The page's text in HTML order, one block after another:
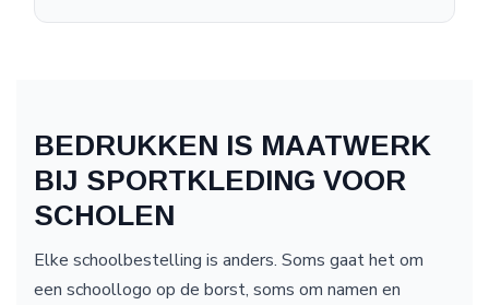
BEDRUKKEN IS MAATWERK
BIJ SPORTKLEDING VOOR
SCHOLEN
Elke schoolbestelling is anders. Soms gaat het om
een schoollogo op de borst, soms om namen en